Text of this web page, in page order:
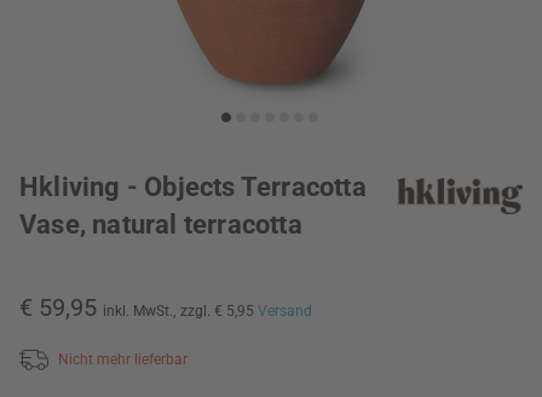
Hkliving - Objects Terracotta
Vase, natural terracotta
€ 59,95 inkl. MwSt., zzgl. € 5,95 Versand
Nicht mehr lieferbar